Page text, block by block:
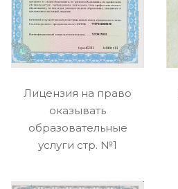
Лицензия на право
оказывать
образовательные
услуги стр. №1